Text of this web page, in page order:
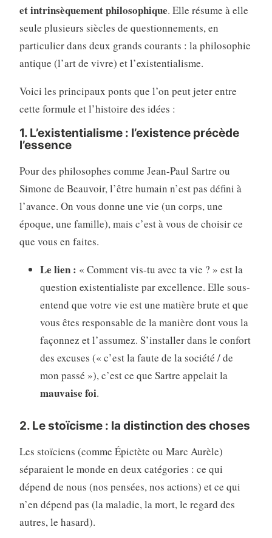
et intrinsèquement philosophique. Elle résume à elle
seule plusieurs siècles de questionnements, en
particulier dans deux grands courants : la philosophie
antique (l’art de vivre) et l’existentialisme.
Voici les principaux ponts que l’on peut jeter entre
cette formule et l’histoire des idées :
1. L’existentialisme : l’existence précède
l’essence
Pour des philosophes comme Jean-Paul Sartre ou
Simone de Beauvoir, l’être humain n’est pas défini à
l’avance. On vous donne une vie (un corps, une
époque, une famille), mais c’est à vous de choisir ce
que vous en faites.
Le lien : « Comment vis-tu avec ta vie ? » est la
question existentialiste par excellence. Elle sous-
entend que votre vie est une matière brute et que
vous êtes responsable de la manière dont vous la
façonnez et l’assumez. S’installer dans le confort
des excuses (« c’est la faute de la société / de
mon passé »), c’est ce que Sartre appelait la
mauvaise foi.
2. Le stoïcisme : la distinction des choses
Les stoïciens (comme Épictète ou Marc Aurèle)
séparaient le monde en deux catégories : ce qui
dépend de nous (nos pensées, nos actions) et ce qui
n’en dépend pas (la maladie, la mort, le regard des
autres, le hasard).